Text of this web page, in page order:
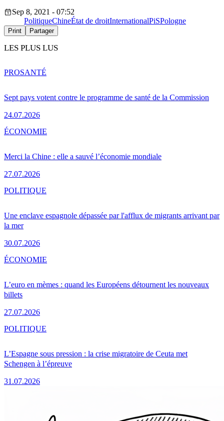
Sep 8, 2021 - 07:52
PolitiqueChineÉtat de droitInternationalPiSPologne
Print Partager
LES PLUS LUS
Sept pays votent contre le programme de santé de la Commission
24.07.2026
PROSANTÉ
Merci la Chine : elle a sauvé l’économie mondiale
27.07.2026
ÉCONOMIE
Une enclave espagnole dépassée par l'afflux de migrants arrivant par
la mer
30.07.2026
POLITIQUE
L’euro en mèmes : quand les Européens détournent les nouveaux
billets
27.07.2026
ÉCONOMIE
L’Espagne sous pression : la crise migratoire de Ceuta met
Schengen à l’épreuve
31.07.2026
POLITIQUE